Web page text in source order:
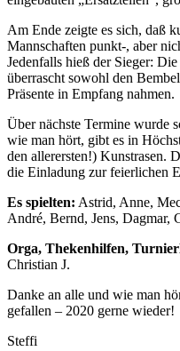
Am Ende zeigte es sich, daß
Mannschaften punkt-, aber
Jedenfalls hieß der Sieger:
überrascht sowohl den
Präsente in Empfang nahmen.
Über nächste Termine wurde
wie man hört, gibt es in
den allerersten!) Kunstrasen.
die Einladung zur feierlichen
Es spielten: Astrid, Anne,
André, Bernd, Jens, Dagmar,
Orga, Thekenhilfen,
Christian J.
Danke an alle und wie man
gefallen – 2020 gerne wieder!
Steffi